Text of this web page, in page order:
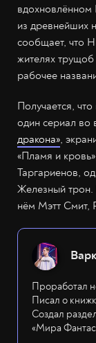
вдохновлённом
из древнейших
сообщает, что
жителях трущоб
рабочее
Получается,
один сериал во
дракона»,
«Пламя и
Таргариенов,
Железный трон.
нём Мэтт Смит,
Проработал
Писал о
Создал
«Мира